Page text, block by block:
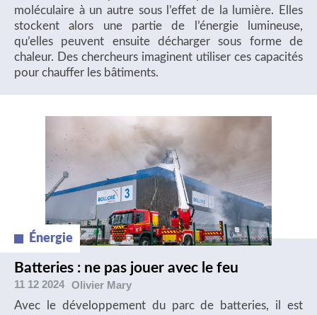
moléculaire à un autre sous l’effet de la lumière. Elles
stockent alors une partie de l’énergie lumineuse,
qu’elles peuvent ensuite décharger sous forme de
chaleur. Des chercheurs imaginent utiliser ces capacités
pour chauffer les bâtiments.
Énergie
Batteries : ne pas jouer avec le feu
11 12 2024 Olivier Mary
Avec le développement du parc de batteries, il est